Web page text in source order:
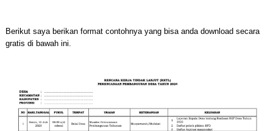
Berikut saya berikan format contohnya yang bisa anda download secara
gratis di bawah ini.